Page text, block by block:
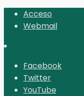
Acceso
Webmail
Facebook
Twitter
YouTube